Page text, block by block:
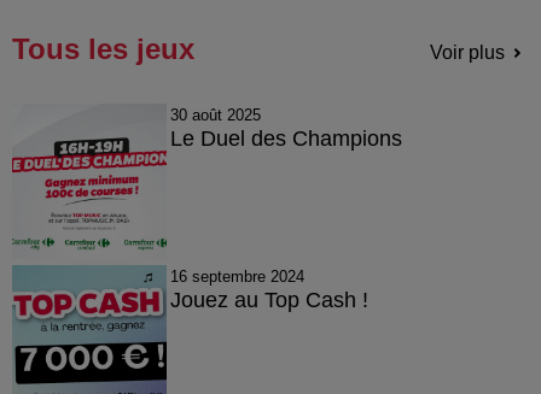
Tous les jeux Voir plus
30 août 2025
Le Duel des Champions
16 septembre 2024
Jouez au Top Cash !